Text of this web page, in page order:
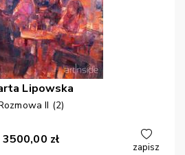
Lipowska
II (2)
3500,00 zł
zapisz